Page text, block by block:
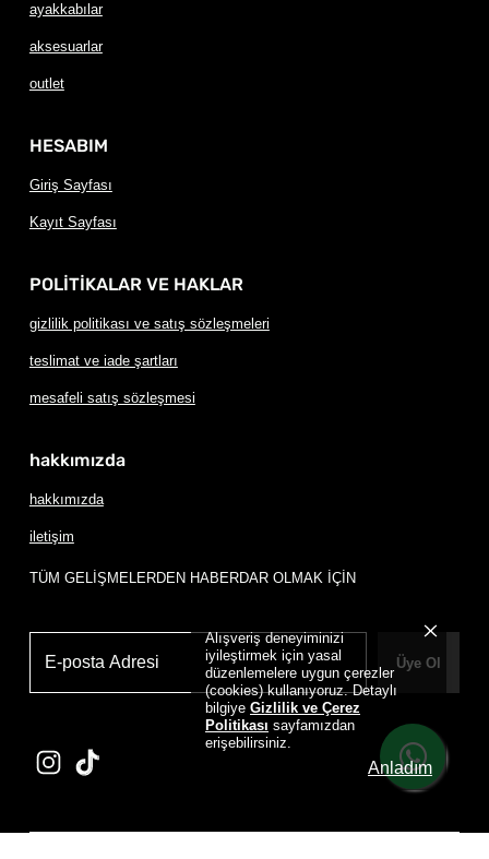
Alışveriş deneyiminizi
iyileştirmek için yasal
düzenlemelere uygun çerezler
(cookies) kullanıyoruz. Detaylı
bilgiye Gizlilik ve Çerez
Politikası sayfamızdan
erişebilirsiniz.
Anladım
ayakkabılar
aksesuarlar
outlet
HESABIM
Giriş Sayfası
Kayıt Sayfası
POLİTİKALAR VE HAKLAR
gizlilik politikası ve satış sözleşmeleri
teslimat ve iade şartları
mesafeli satış sözleşmesi
hakkımızda
hakkımızda
iletişim
TÜM GELİŞMELERDEN HABERDAR OLMAK İÇİN
Üye Ol